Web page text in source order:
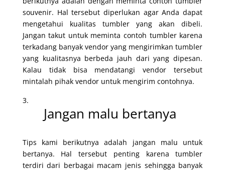
souvenir. Hal tersebut diperlukan agar Anda dapat
mengetahui kualitas tumbler yang akan dibeli.
Jangan takut untuk meminta contoh tumbler karena
terkadang banyak vendor yang mengirimkan tumbler
yang kualitasnya berbeda jauh dari yang dipesan.
Kalau tidak bisa mendatangi vendor tersebut
mintalah pihak vendor untuk mengirim contohnya.
Jangan malu bertanya
Tips kami berikutnya adalah jangan malu untuk
bertanya. Hal tersebut penting karena tumbler
terdiri dari berbagai macam jenis sehingga banyak